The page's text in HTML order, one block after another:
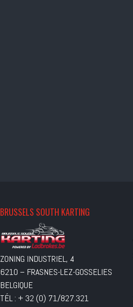
BRUSSELS SOUTH KARTING
ZONING INDUSTRIEL, 4
6210 – FRASNES-LEZ-GOSSELIES
BELGIQUE
TÉL : + 32 (0) 71/827.321